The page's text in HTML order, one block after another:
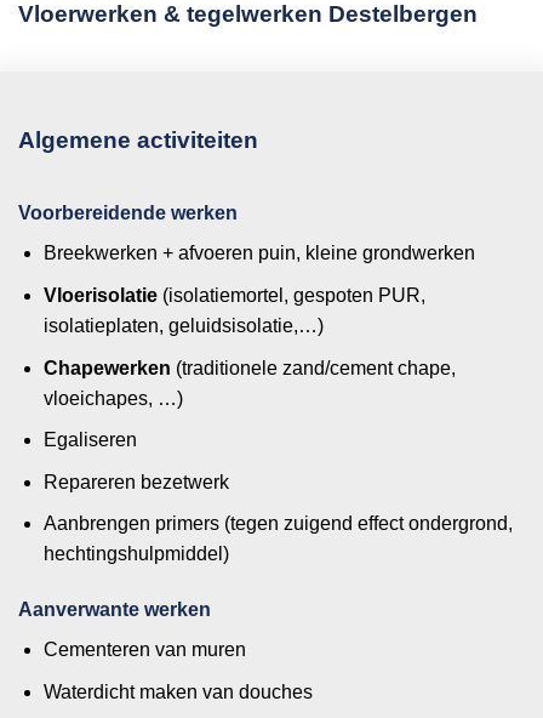
Vloerwerken & tegelwerken Destelbergen
Algemene activiteiten
Voorbereidende werken
Breekwerken + afvoeren puin, kleine grondwerken
Vloerisolatie(isolatiemortel, gespoten PUR,
isolatieplaten, geluidsisolatie,…)
Chapewerken (traditionele zand/cement chape,
vloeichapes, …)
Egaliseren
Repareren bezetwerk
Aanbrengen primers (tegen zuigend effect ondergrond,
hechtingshulpmiddel)
Aanverwante werken
Cementeren van muren
Waterdicht maken van douches